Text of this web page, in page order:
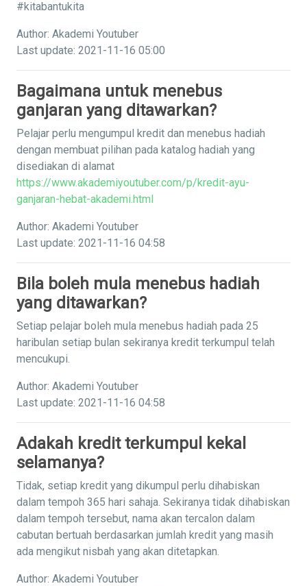
#kitabantukita
Author: Akademi Youtuber
Last update: 2021-11-16 05:00
Bagaimana untuk menebus
ganjaran yang ditawarkan?
Pelajar perlu mengumpul kredit dan menebus hadiah
dengan membuat pilihan pada katalog hadiah yang
disediakan di alamat
https://www.akademiyoutuber.com/p/kredit-ayu-
ganjaran-hebat-akademi.html
Author: Akademi Youtuber
Last update: 2021-11-16 04:58
Bila boleh mula menebus hadiah
yang ditawarkan?
Setiap pelajar boleh mula menebus hadiah pada 25
haribulan setiap bulan sekiranya kredit terkumpul telah
mencukupi.
Author: Akademi Youtuber
Last update: 2021-11-16 04:58
Adakah kredit terkumpul kekal
selamanya?
Tidak, setiap kredit yang dikumpul perlu dihabiskan
dalam tempoh 365 hari sahaja. Sekiranya tidak dihabiskan
dalam tempoh tersebut, nama akan tercalon dalam
cabutan bertuah berdasarkan jumlah kredit yang masih
ada mengikut nisbah yang akan ditetapkan.
Author: Akademi Youtuber